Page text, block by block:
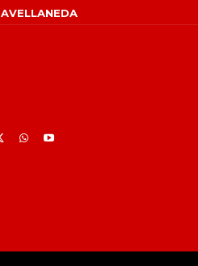
AVELLANEDA